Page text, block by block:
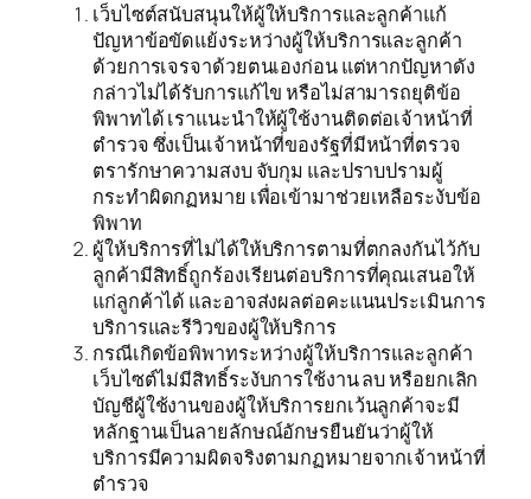
เว็บไซต์สนับสนุนให้ผู้ให้บริการและลูกค้าแก้
ปัญหาข้อขัดแย้งระหว่างผู้ให้บริการและลูกค้า
ด้วยการเจรจาด้วยตนเองก่อน แต่หากปัญหาดัง
กล่าวไม่ได้รับการแก้ไข หรือไม่สามารถยุติข้อ
พิพาทได้ เราแนะนำให้ผู้ใช้งานติดต่อเจ้าหน้าที่
ตำรวจ ซึ่งเป็นเจ้าหน้าที่ของรัฐที่มีหน้าที่ตรวจ
ตรารักษาความสงบ จับกุม และปราบปรามผู้
กระทำผิดกฏหมาย เพื่อเข้ามาช่วยเหลือระงับข้อ
พิพาท
ผู้ให้บริการที่ไม่ได้ให้บริการตามที่ตกลงกันไว้กับ
ลูกค้ามีสิทธิ์ถูกร้องเรียนต่อบริการที่คุณเสนอให้
แก่ลูกค้าได้ และอาจส่งผลต่อคะแนนประเมินการ
บริการและรีวิวของผู้ให้บริการ
กรณีเกิดข้อพิพาทระหว่างผู้ให้บริการและลูกค้า
เว็บไซต์ไม่มีสิทธิ์ระงับการใช้งาน ลบ หรือยกเลิก
บัญชีผู้ใช้งานของผู้ให้บริการยกเว้นลูกค้าจะมี
หลักฐานเป็นลายลักษณ์อักษรยืนยันว่าผู้ให้
บริการมีความผิดจริงตามกฏหมายจากเจ้าหน้าที่
ตำรวจ